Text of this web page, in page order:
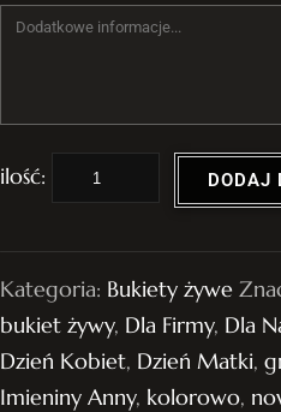
l
ć
B
u
DODAJ
Kategoria: Bukiety żywe
bukiet żywy, Dla Firmy, Dla
Dzień Kobiet, Dzień Matki,
Imieniny Anny, kolorowo,